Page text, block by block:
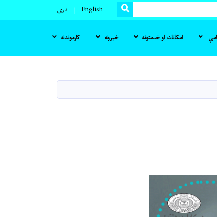
SEARCH
English دری
امکانات او خدمتونه خبرونه کارموندنه